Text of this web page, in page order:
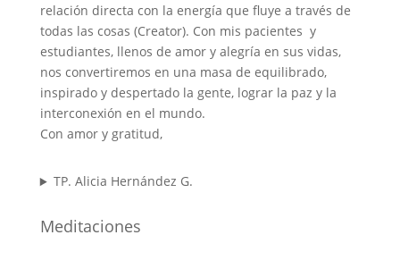
relación directa con la energía que fluye a través de
todas las cosas (Creator). Con mis pacientes y
estudiantes, llenos de amor y alegría en sus vidas,
nos convertiremos en una masa de equilibrado,
inspirado y despertado la gente, lograr la paz y la
interconexión en el mundo.
Con amor y gratitud,
TP. Alicia Hernández G.
Meditaciones